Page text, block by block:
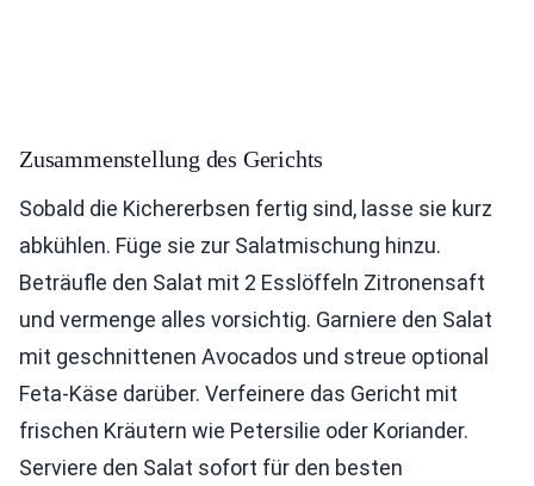
Zusammenstellung des Gerichts
Sobald die Kichererbsen fertig sind, lasse sie kurz
abkühlen. Füge sie zur Salatmischung hinzu.
Beträufle den Salat mit 2 Esslöffeln Zitronensaft
und vermenge alles vorsichtig. Garniere den Salat
mit geschnittenen Avocados und streue optional
Feta-Käse darüber. Verfeinere das Gericht mit
frischen Kräutern wie Petersilie oder Koriander.
Serviere den Salat sofort für den besten